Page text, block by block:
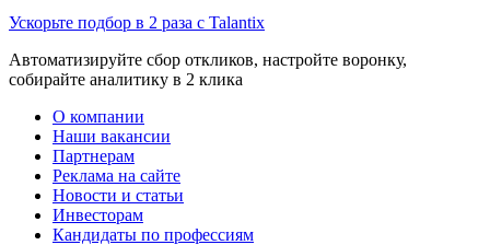
Ускорьте подбор в 2 раза с Talantix
Автоматизируйте сбор откликов, настройте воронку,
собирайте аналитику в 2 клика
О компании
Наши вакансии
Партнерам
Реклама на сайте
Новости и статьи
Инвесторам
Кандидаты по профессиям